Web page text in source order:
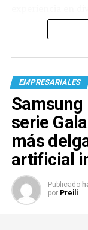
EMPRESARIALES
serie
más
artificial
Publicado
por Preili